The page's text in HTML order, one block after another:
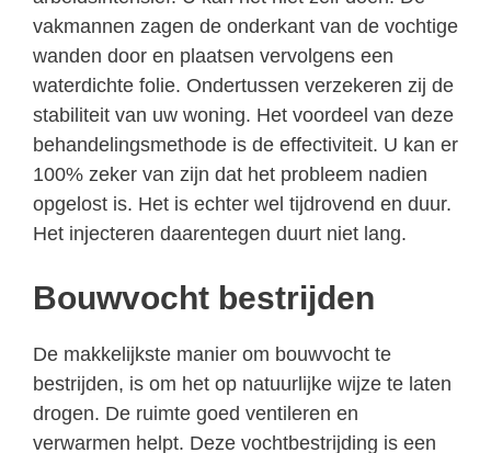
vakmannen zagen de onderkant van de vochtige
wanden door en plaatsen vervolgens een
waterdichte folie. Ondertussen verzekeren zij de
stabiliteit van uw woning. Het voordeel van deze
behandelingsmethode is de effectiviteit. U kan er
100% zeker van zijn dat het probleem nadien
opgelost is. Het is echter wel tijdrovend en duur.
Het injecteren daarentegen duurt niet lang.
Bouwvocht bestrijden
De makkelijkste manier om bouwvocht te
bestrijden, is om het op natuurlijke wijze te laten
drogen. De ruimte goed ventileren en
verwarmen helpt. Deze vochtbestrijding is een